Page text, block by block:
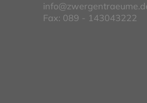
Fax: 089 - 143043222